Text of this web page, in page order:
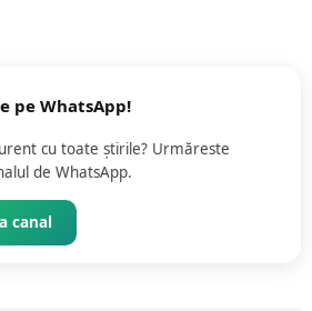
pe WhatsApp!
cu toate știrile? Urmăreste
de WhatsApp.
canal